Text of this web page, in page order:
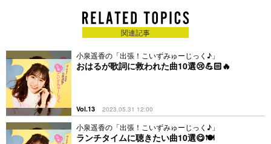
関連記事
小泉遥香の「出張！こいずみゅーじっく♪」
おはるが歌詞に救われた曲10選😢💪🏻🔥
Vol.13 2023.05.31 12:00
小泉遥香の「出張！こいずみゅーじっく♪」
ランチタイムに聴きたい曲10選😋🍽